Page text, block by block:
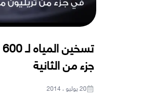
جزء من الثانية
20 يوليو ، 2014